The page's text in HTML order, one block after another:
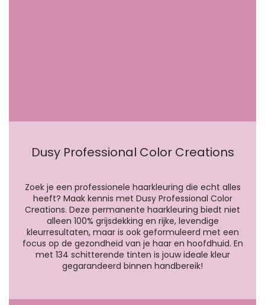
Dusy Professional Color Creations
Zoek je een professionele haarkleuring die echt alles
heeft? Maak kennis met Dusy Professional Color
Creations. Deze permanente haarkleuring biedt niet
alleen 100% grijsdekking en rijke, levendige
kleurresultaten, maar is ook geformuleerd met een
focus op de gezondheid van je haar en hoofdhuid. En
met 134 schitterende tinten is jouw ideale kleur
gegarandeerd binnen handbereik!